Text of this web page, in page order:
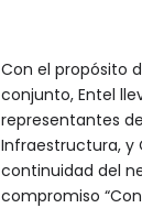
Con el propósito
conjunto, Entel
representantes
Infraestructura, y
continuidad del
compromiso